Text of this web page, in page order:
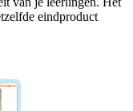
eindproduct